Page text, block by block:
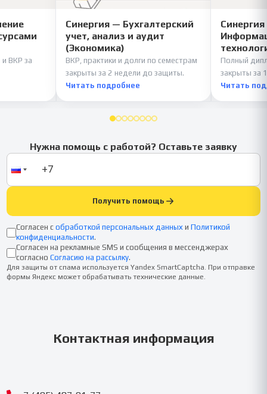
и ВКР за
Синергия — Бухгалтерский
учет, анализ и аудит
(Экономика)
ВКР, практики и долги по семестрам
закрыты за 2 недели до защиты.
Читать подробнее
Полный
закрыты за
Читать
Нужна помощь с работой? Оставьте заявку
Получить помощь
Согласен с обработкой персональных данных и Политикой
конфиденциальности.
Согласен на рекламные SMS и сообщения в мессенджерах
согласно Согласию на рассылку.
Для защиты от спама используется Yandex SmartCaptcha. При отправке
формы Яндекс может обрабатывать технические данные.
Контактная информация